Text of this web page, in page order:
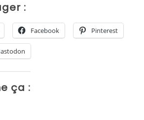
Facebook Pinterest